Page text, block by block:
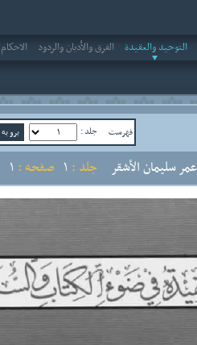
التوحيد والعقيدة الفرق والأديان والردود الاحکام
فهرست جلد :
عمر سليمان الأشقر جلد : صفحه :